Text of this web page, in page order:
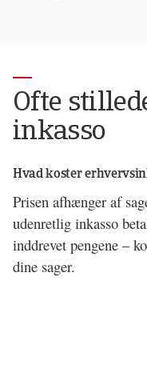
Ofte
inkasso
Hvad koster
Prisen afhænger af
udenretlig inkasso
inddrevet pengene –
dine sager.